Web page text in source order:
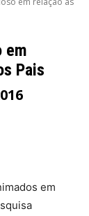
em
Pais
em